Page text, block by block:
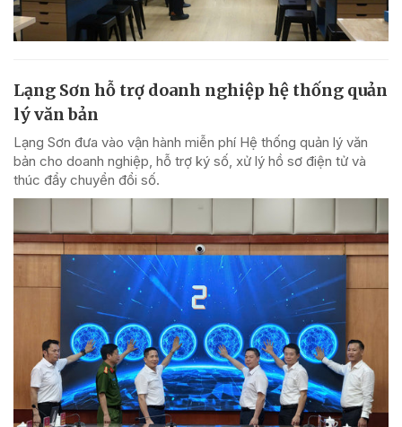
Lạng Sơn hỗ trợ doanh nghiệp hệ thống quản
lý văn bản
Lạng Sơn đưa vào vận hành miễn phí Hệ thống quản lý văn
bản cho doanh nghiệp, hỗ trợ ký số, xử lý hồ sơ điện tử và
thúc đẩy chuyển đổi số.